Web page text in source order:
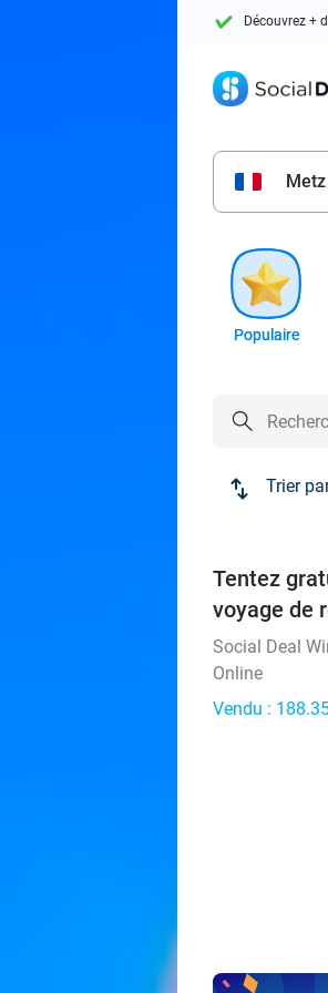
Découvrez +
Metz
Populaire
Trier
Tentez
voyage de
Social Deal
Online
Vendu :